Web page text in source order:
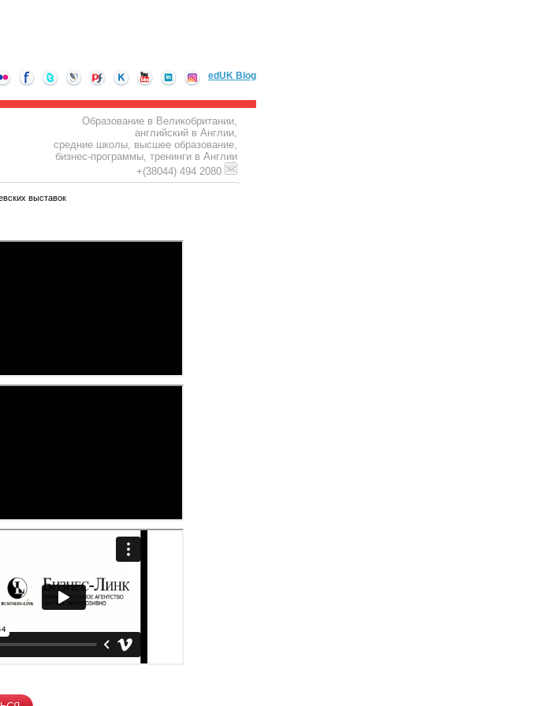
edUK Blog
Образование в Великобритании,
английский в Англии,
средние школы, высшее образование,
бизнес-программы, тренинги в Англии
+(38044) 494 2080
выставок